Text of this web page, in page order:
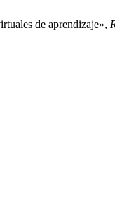
de aprendizaje»,